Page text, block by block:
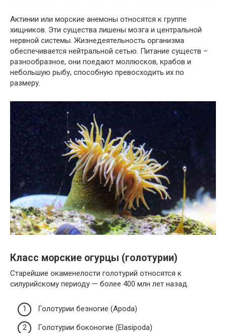
Актинии или морские анемоны относятся к группе
хищников. Эти существа лишены мозга и центральной
нервной системы. Жизнедеятельность организма
обеспечивается нейтральной сетью. Питание существ –
разнообразное, они поедают моллюсков, крабов и
небольшую рыбу, способную превосходить их по
размеру.
Класс морские огурцы (голотурии)
Старейшие окаменелости голотурий относятся к
силурийскому периоду — более 400 млн лет назад.
Голотурии безногие (Apoda)
Голотурии боконогие (Elasipoda)